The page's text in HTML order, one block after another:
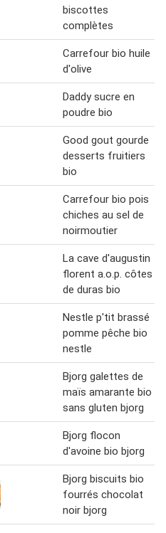
biscottes
complètes
Carrefour bio huile
d'olive
Daddy sucre en
poudre bio
Good gout gourde
desserts fruitiers
bio
Carrefour bio pois
chiches au sel de
noirmoutier
La cave d'augustin
florent a.o.p. côtes
de duras bio
Nestle p'tit brassé
pomme pêche bio
nestle
Bjorg galettes de
maïs amarante bio
sans gluten bjorg
Bjorg flocon
d'avoine bio bjorg
Bjorg biscuits bio
fourrés chocolat
noir bjorg